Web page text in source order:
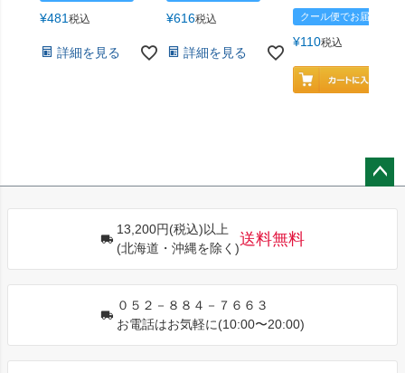
¥481 税込
詳細を見る
¥616税込
詳細を見る
クール便でお届け
¥110税込
13,200円(税込)以上
(北海道・沖縄を除く)
送料無料
０５２－８８４－７６６３
お電話はお気軽に(10:00〜20:00)